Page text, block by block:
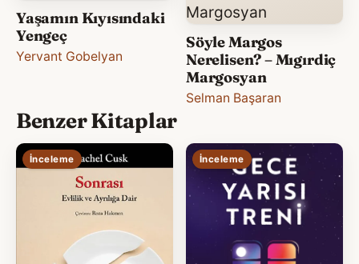
Yaşamın Kıyısındaki
Yengeç
Yervant Gobelyan
Söyle Margos
Nerelisen? – Mıgırdiç
Margosyan
Selman Başaran
Benzer Kitaplar
İnceleme İnceleme